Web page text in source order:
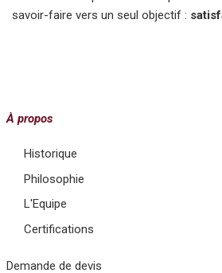
savoir-faire vers un seul objectif :
À propos
Historique
Philosophie
L'Equipe
Certifications
Demande de devis